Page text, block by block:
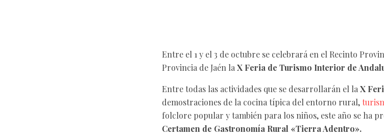
Entre el 1 y el 3 de octubre se celebrará en el Recinto
Provincia de Jaén laX Feria de Turismo Interior de
Entre todas las actividades que se desarrollarán el laX
demostraciones de la cocina típica del entorno rural,
folclore popular y también para los niños, este año se ha
Certamen de Gastronomía Rural «Tierra Adentro».